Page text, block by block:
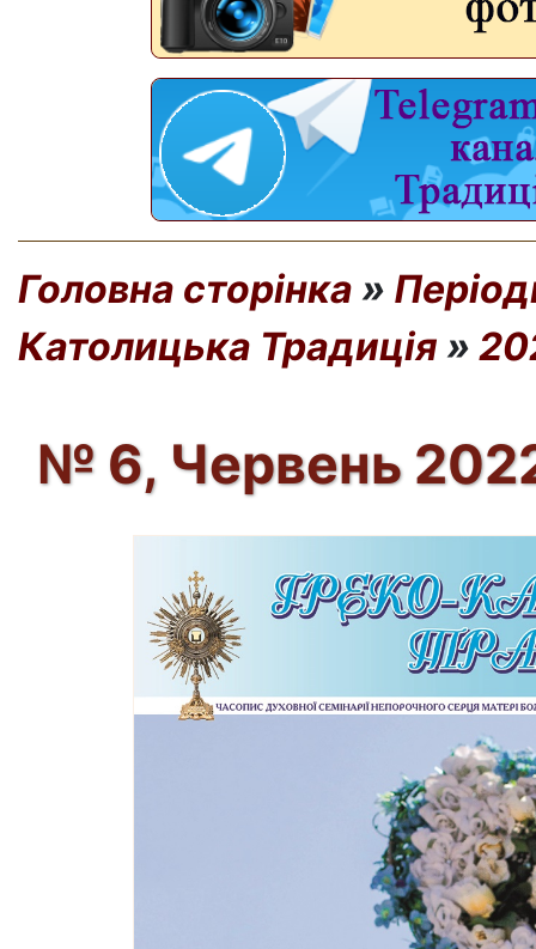
Головна сторінка »
Католицька Традиція »
№ 6, Червень